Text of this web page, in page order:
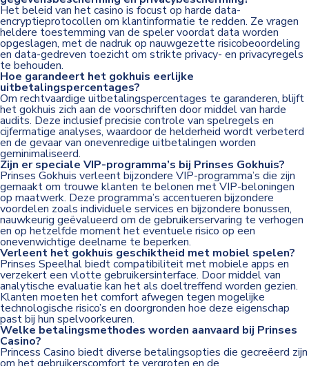
Het beleid van het casino is focust op harde data-
encryptieprotocollen om klantinformatie te redden. Ze vragen
heldere toestemming van de speler voordat data worden
opgeslagen, met de nadruk op nauwgezette risicobeoordeling
en data-gedreven toezicht om strikte privacy- en privacyregels
te behouden.
Hoe garandeert het gokhuis eerlijke
uitbetalingspercentages?
Om rechtvaardige uitbetalingspercentages te garanderen, blijft
het gokhuis zich aan de voorschriften door middel van harde
audits. Deze inclusief precisie controle van spelregels en
cijfermatige analyses, waardoor de helderheid wordt verbeterd
en de gevaar van onevenredige uitbetalingen worden
geminimaliseerd.
Zijn er speciale VIP-programma’s bij Prinses Gokhuis?
Prinses Gokhuis verleent bijzondere VIP-programma’s die zijn
gemaakt om trouwe klanten te belonen met VIP-beloningen
op maatwerk. Deze programma’s accentueren bijzondere
voordelen zoals individuele services en bijzondere bonussen,
nauwkeurig geëvalueerd om de gebruikerservaring te verhogen
en op hetzelfde moment het eventuele risico op een
onevenwichtige deelname te beperken.
Verleent het gokhuis geschiktheid met mobiel spelen?
Prinses Speelhal biedt compatibiliteit met mobiele apps en
verzekert een vlotte gebruikersinterface. Door middel van
analytische evaluatie kan het als doeltreffend worden gezien.
Klanten moeten het comfort afwegen tegen mogelijke
technologische risico’s en doorgronden hoe deze eigenschap
past bij hun spelvoorkeuren.
Welke betalingsmethodes worden aanvaard bij Prinses
Casino?
Princess Casino biedt diverse betalingsopties die gecreëerd zijn